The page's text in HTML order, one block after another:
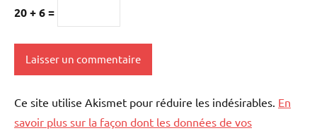
20 + 6 =
Ce site utilise Akismet pour réduire les indésirables. En
savoir plus sur la façon dont les données de vos